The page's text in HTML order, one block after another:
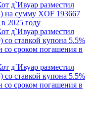
д`Ивуар разместил
на сумму XOF 193667
2025 году
д`Ивуар разместил
со ставкой купона 5.5%
сроком погашения в
д`Ивуар разместил
со ставкой купона 5.5%
сроком погашения в